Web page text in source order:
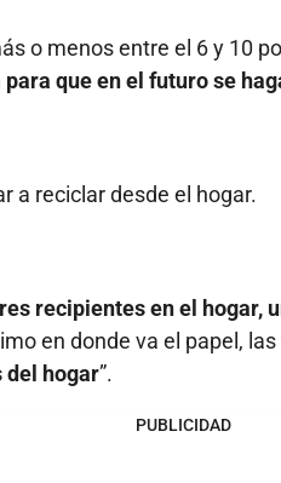
o menos entre el 6 y 10
que en el futuro se
a reciclar desde el hogar.
recipientes en el hogar,
en donde va el papel,
del hogar”.
PUBLICIDAD